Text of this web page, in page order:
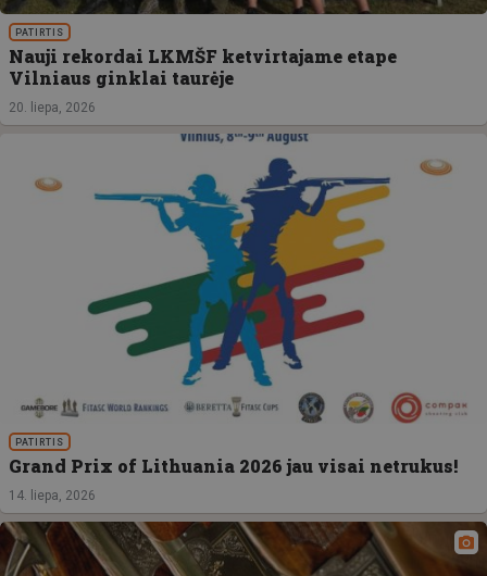
PATIRTIS
Nauji rekordai LKMŠF ketvirtajame etape
Vilniaus ginklai taurėje
20. liepa, 2026
PATIRTIS
Grand Prix of Lithuania 2026 jau visai netrukus!
14. liepa, 2026